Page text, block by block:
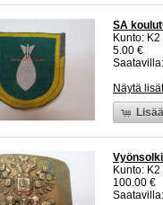
SA
Kunto:
5.00 €
Näytä
Kunto:
100.00 €